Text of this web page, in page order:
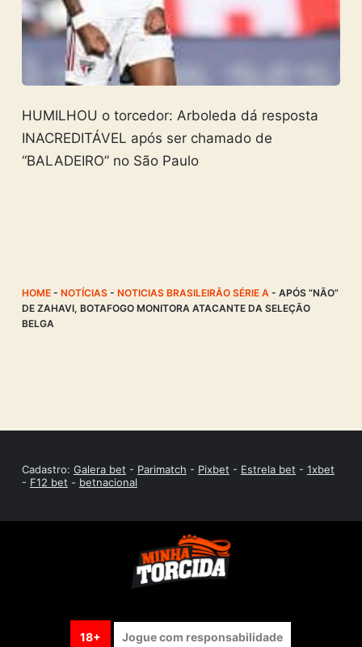
HUMILHOU o torcedor: Arboleda dá resposta
INACREDITÁVEL após ser chamado de
“BALADEIRO” no São Paulo
HOME- NOTÍCIAS- NOTICIAS BRASILEIRÃO SÉRIE A - APÓS “NÃO”
DE ZAHAVI, BOTAFOGO MONITORA ATACANTE DA SELEÇÃO
BELGA
Cadastro: Galera bet - Parimatch - Pixbet - Estrela bet - 1xbet
- F12 bet - betnacional
18+ Jogue com responsabilidade